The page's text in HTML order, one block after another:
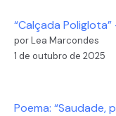
“Calçada
por Lea Marcondes
1 de outubro de 2025
Poema: “Saudade,